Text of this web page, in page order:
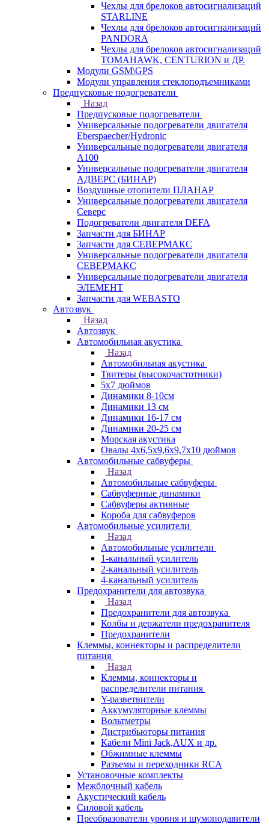
Чехлы для брелоков автосигнализаций
STARLINE
Чехлы для брелоков автосигнализаций
PANDORA
Чехлы для брелоков автосигнализаций
TOMAHAWK, CENTURION и ДР.
Модули GSM\GPS
Модули управления стеклоподъемниками
Предпусковые подогреватели
Назад
Предпусковые подогреватели
Универсальные подогреватели двигателя
Eberspaecher/Hydronic
Универсальные подогреватели двигателя
A100
Универсальные подогреватели двигателя
АДВЕРС (БИНАР)
Воздушные отопители ПЛАНАР
Универсальные подогреватели двигателя
Северс
Подогреватели двигателя DEFA
Запчасти для БИНАР
Запчасти для СЕВЕРМАКС
Универсальные подогреватели двигателя
СЕВЕРМАКС
Универсальные подогреватели двигателя
ЭЛЕМЕНТ
Запчасти для WEBASTO
Автозвук
Назад
Автозвук
Автомобильная акустика
Назад
Автомобильная акустика
Твитеры (высокочастотники)
5x7 дюймов
Динамики 8-10см
Динамики 13 см
Динамики 16-17 см
Динамики 20-25 см
Морская акустика
Овалы 4х6,5х9,6x9,7х10 дюймов
Автомобильные сабвуферы
Назад
Автомобильные сабвуферы
Сабвуферные динамики
Сабвуферы активные
Короба для сабвуферов
Автомобильные усилители
Назад
Автомобильные усилители
1-канальный усилитель
2-канальный усилитель
4-канальный усилитель
Предохранители для автозвука
Назад
Предохранители для автозвука
Колбы и держатели предохранителя
Предохранители
Клеммы, коннекторы и распределители
питания
Назад
Клеммы, коннекторы и
распределители питания
Y-разветвители
Аккумуляторные клеммы
Вольтметры
Дистрибьюторы питания
Кабели Mini Jack,AUX и др.
Обжимные клеммы
Разъемы и переходники RCA
Установочные комплекты
Межблочный кабель
Акустический кабель
Силовой кабель
Преобразователи уровня и шумоподавители